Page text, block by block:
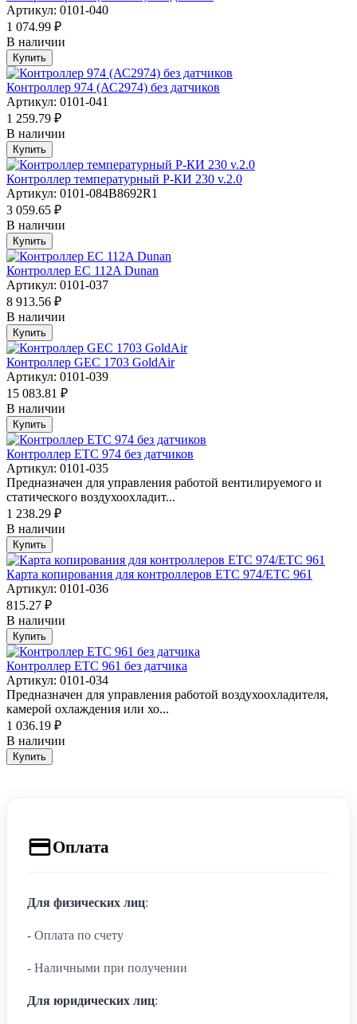
Артикул: 0101-040
1 074.99 ₽
В наличии
Купить
Контроллер 974 (АС2974) без датчиков
Артикул: 0101-041
1 259.79 ₽
В наличии
Купить
Контроллер температурный Р-КИ 230 v.2.0
Артикул: 0101-084B8692R1
3 059.65 ₽
В наличии
Купить
Контроллер EC 112A Dunan
Артикул: 0101-037
8 913.56 ₽
В наличии
Купить
Контроллер GEC 1703 GoldAir
Артикул: 0101-039
15 083.81 ₽
В наличии
Купить
Контроллер ETC 974 без датчиков
Артикул: 0101-035
Предназначен для управления работой вентилируемого и
статического воздухоохладит...
1 238.29 ₽
В наличии
Купить
Карта копирования для контроллеров ETC 974/ETC 961
Артикул: 0101-036
815.27 ₽
В наличии
Купить
Контроллер ETC 961 без датчика
Артикул: 0101-034
Предназначен для управления работой воздухоохладителя,
камерой охлаждения или хо...
1 036.19 ₽
В наличии
Купить
Оплата
Для физических лиц:
- Оплата по счету
- Наличными при получении
Для юридических лиц: